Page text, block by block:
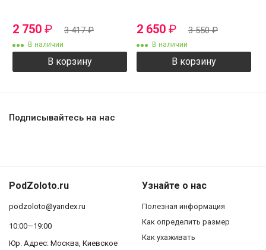
2 750 ₽ 3 417₽
В наличии
В корзину
2 650 ₽ 3 550₽
В наличии
В корзину
Подписывайтесь на нас
PodZoloto.ru
podzoloto@yandex.ru
10:00—19:00
Юр. Адреc: Москва, Киевское
Узнайте о нас
Полезная информация
Как определить размер
Как ухаживать